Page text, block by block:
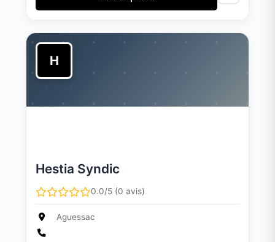
H
Hestia Syndic
0.0/5 (0 avis)
Aguessac